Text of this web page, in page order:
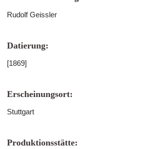
Rudolf Geissler
Datierung:
[1869]
Erscheinungsort:
Stuttgart
Produktionsstätte: